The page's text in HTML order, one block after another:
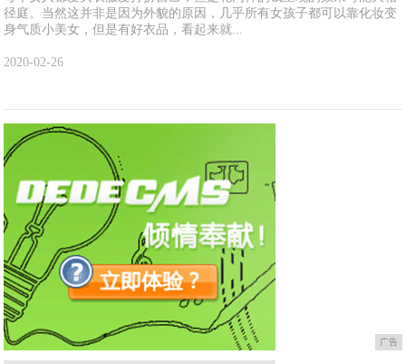
径庭。当然这并非是因为外貌的原因，几乎所有女孩子都可以靠化妆变
身气质小美女，但是有好衣品，看起来就...
2020-02-26
广告